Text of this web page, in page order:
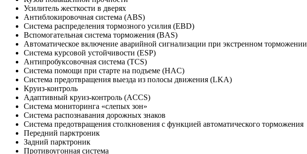
Усилитель жесткости в дверях
Антиблокировочная система (ABS)
Система распределения тормозного усилия (EBD)
Вспомогательная система торможения (BAS)
Автоматическое включение аварийной сигнализации при экстренном торможении
Система курсовой устойчивости (ESP)
Антипробуксовочная система (TCS)
Система помощи при старте на подъеме (HAC)
Система предотвращения выезда из полосы движения (LKA)
Круиз-контроль
Адаптивный круиз-контроль (ACCS)
Система мониторинга «слепых зон»
Система распознавания дорожных знаков
Система предотвращения столкновения с функцией автоматического торможения
Передний парктроник
Задний парктроник
Противоугонная система